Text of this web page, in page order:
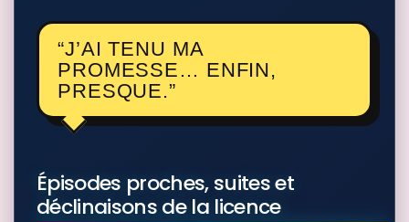
“J’AI TENU MA
PROMESSE… ENFIN,
PRESQUE.”
Épisodes proches, suites et
déclinaisons de la licence